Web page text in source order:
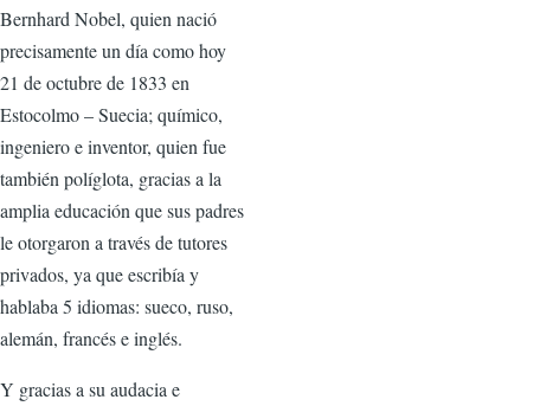
Bernhard Nobel, quien nació
precisamente un día como hoy
21 de octubre de 1833 en
Estocolmo – Suecia; químico,
ingeniero e inventor, quien fue
también políglota, gracias a la
amplia educación que sus padres
le otorgaron a través de tutores
privados, ya que escribía y
hablaba 5 idiomas: sueco, ruso,
alemán, francés e inglés.
Y gracias a su audacia e